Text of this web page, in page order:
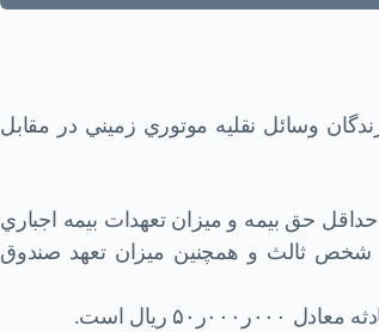
وسائل نقليه موتوري زميني در مقابل
۶/۱۳۷۴ مقررات مربوط به حداقل حق بيمه و ميزان تعهدات بيمه اجباري
شخص ثالث و همچنين ميزان تعهد صندوق